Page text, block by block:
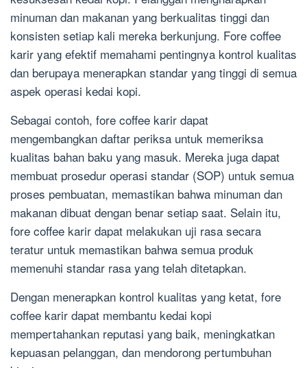
minuman dan makanan yang berkualitas tinggi dan
konsisten setiap kali mereka berkunjung. Fore coffee
karir yang efektif memahami pentingnya kontrol kualitas
dan berupaya menerapkan standar yang tinggi di semua
aspek operasi kedai kopi.
Sebagai contoh, fore coffee karir dapat
mengembangkan daftar periksa untuk memeriksa
kualitas bahan baku yang masuk. Mereka juga dapat
membuat prosedur operasi standar (SOP) untuk semua
proses pembuatan, memastikan bahwa minuman dan
makanan dibuat dengan benar setiap saat. Selain itu,
fore coffee karir dapat melakukan uji rasa secara
teratur untuk memastikan bahwa semua produk
memenuhi standar rasa yang telah ditetapkan.
Dengan menerapkan kontrol kualitas yang ketat, fore
coffee karir dapat membantu kedai kopi
mempertahankan reputasi yang baik, meningkatkan
kepuasan pelanggan, dan mendorong pertumbuhan